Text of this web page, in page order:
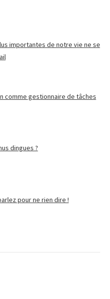
importantes de notre vie ne se
comme gestionnaire de tâches
dingues ?
pour ne rien dire !